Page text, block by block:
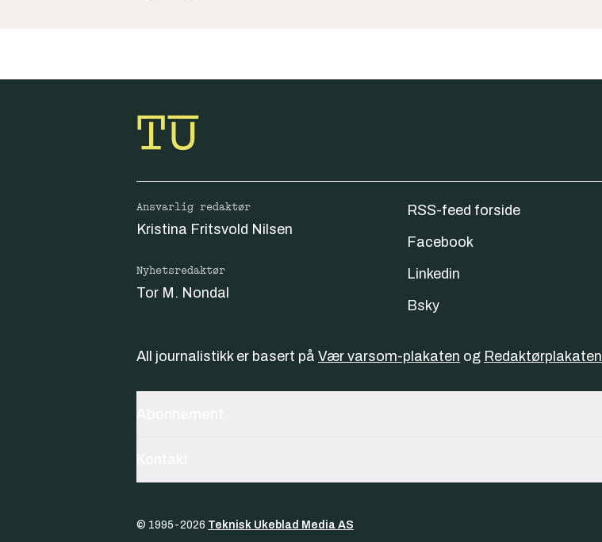
Ansvarlig redaktør
Kristina Fritsvold Nilsen
Nyhetsredaktør
Tor M. Nondal
RSS-feed forside
Facebook
Linkedin
Bsky
All journalistikk er basert på Vær varsom-plakaten og Redaktørplakaten
© 1995-2026 Teknisk Ukeblad Media AS